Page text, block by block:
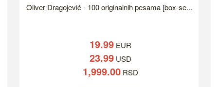
Oliver Dragojević - 100 originalnih pesama [box-se...
19.99EUR
23.99USD
1,999.00RSD